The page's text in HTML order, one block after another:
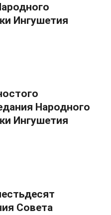
Ингушетия
Народного
Ингушетия
Совета